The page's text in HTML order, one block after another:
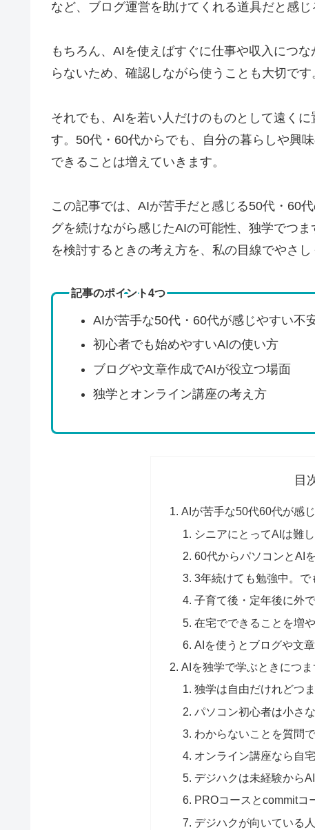
など、ブログ運営を助けてくれる道具だと感じ
もちろん、AIを使えばすぐに仕事や収入につ
らないため、確認しながら使うことも大切です
それでも、AIを若い人だけのものとして遠く
す。50代・60代からでも、自分の暮らしや興
できることは増えていきます。
この記事では、AIが苦手だと感じる50代・60
グを続けながら感じたAIの可能性、独学でつ
を検討するときの考え方を、私の目線でやさし
記事のポイント4つ
AIが苦手な50代・60代が感じやすい不
初心者でも始めやすいAIの使い方
ブログや文章作成でAIが役立つ場面
独学とオンライン講座の考え方
目
AIが苦手な50代60代が感
シニアにとってAIは難
60代からパソコンとAI
3年続けても勉強中。
子育て後・定年後に外
在宅でできることを増
AIを使うとブログや文
AIを独学で学ぶときにつ
独学は自由だけれどつ
パソコン初心者は小さ
わからないことを質問
オンライン講座なら自
デジハクは未経験から
PROコースとcommitコ
デジハクが向いている